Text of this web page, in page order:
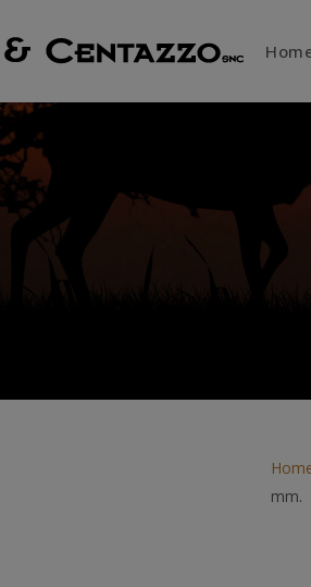
mm.